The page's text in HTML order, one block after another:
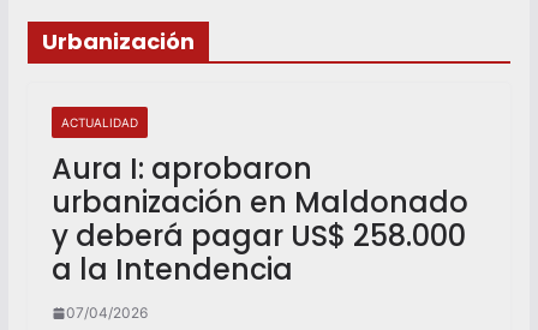
Urbanización
ACTUALIDAD
Aura I: aprobaron
urbanización en Maldonado
y deberá pagar US$ 258.000
a la Intendencia
07/04/2026